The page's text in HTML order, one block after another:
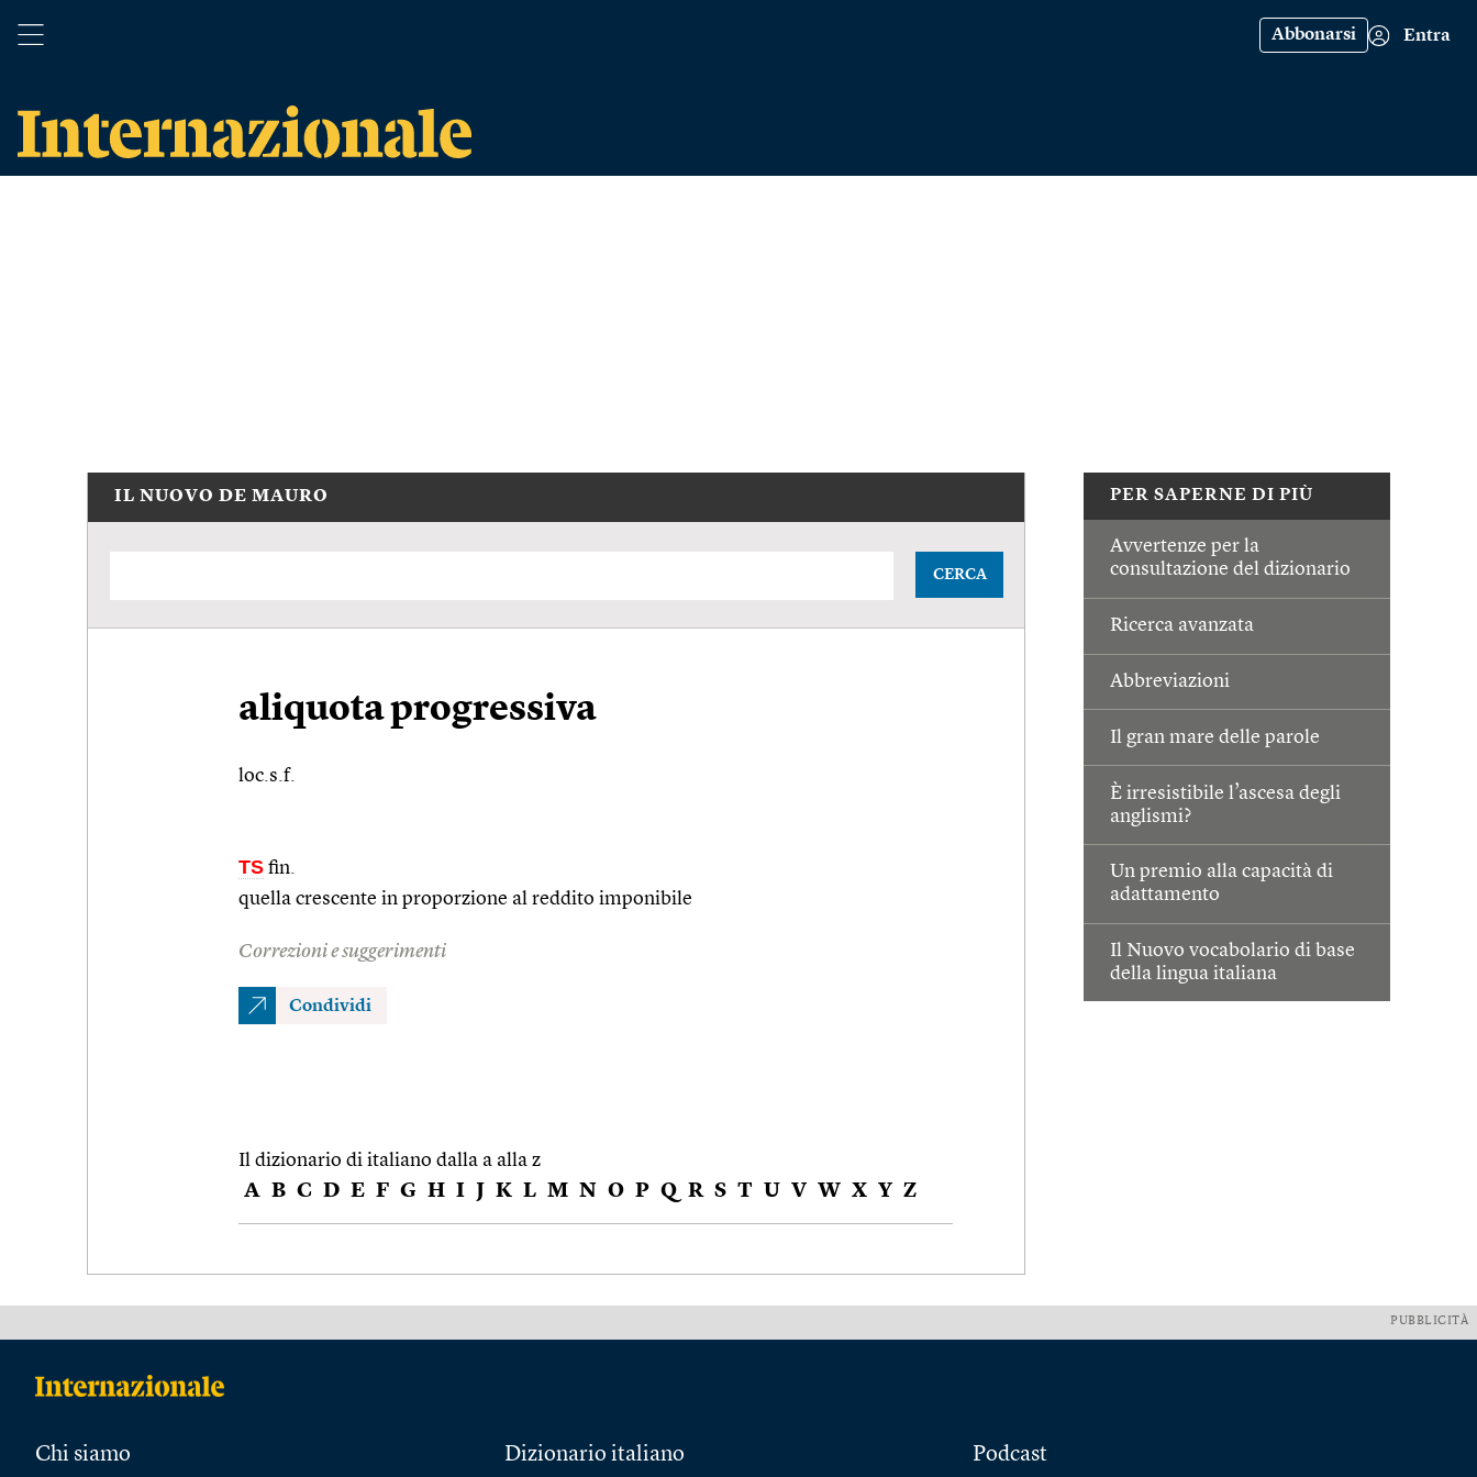
Abbonarsi Entra
PER SAPERNE DI PIÙ
Avvertenze per la
consultazione del dizionario
Ricerca avanzata
Abbreviazioni
Il gran mare delle parole
È irresistibile l’ascesa degli
anglismi?
Un premio alla capacità di
adattamento
Il Nuovo vocabolario di base
della lingua italiana
IL NUOVO DE MAURO
CERCA
aliquota progressiva
loc.s.f.
TS fin.
quella crescente in proporzione al reddito imponibile
Correzioni e suggerimenti
Condividi
Il dizionario di italiano dalla a alla z
A B C D E F G H I J K L M N O P Q R S T U V W X Y Z
PUBBLICITÀ
Chi siamo Dizionario italiano Podcast